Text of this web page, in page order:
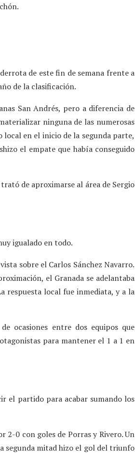
de este fin de semana frente a
de la clasificación.
San Andrés, pero a diferencia de
ninguna de las numerosas
en el inicio de la segunda parte,
el empate que había conseguido
de aproximarse al área de Sergio
igualado en todo.
sobre el Carlos Sánchez Navarro.
el Granada se adelantaba
respuesta local fue inmediata, y a la
ocasiones entre dos equipos que
para mantener el 1 a 1 en
el partido para acabar sumando los
2-0 con goles de Porras y Rivero. Un
segunda mitad hizo el gol del triunfo